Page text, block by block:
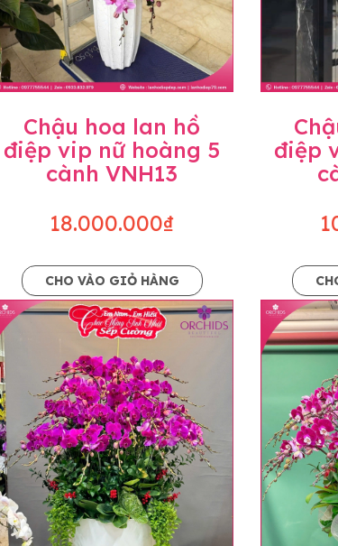
từ nhiều cây hoa và tạo dáng hoàn toàn thủ
theo mùa và điều kiện khách quan, tùy
trang trí.
dựa trên mẫu đã chọn với mức độ giống mẫu
tôi sẽ chủ động liên lạc với khách hàng để
hợp không đủ thời gian hoặc không liên lạc
Chậu hoa lan hồ
điệp vip nữ hoàng 5
cành VNH13
18.000.000₫
CHO VÀO GIỎ HÀNG
điệp